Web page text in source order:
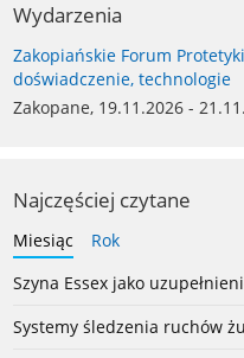
Wydarzenia
Zakopiańskie Forum
doświadczenie, technologie
Zakopane, 19.11.2026 -
Najczęściej czytane
Miesiąc
Rok
Szyna Essex jako
Systemy śledzenia ruchów